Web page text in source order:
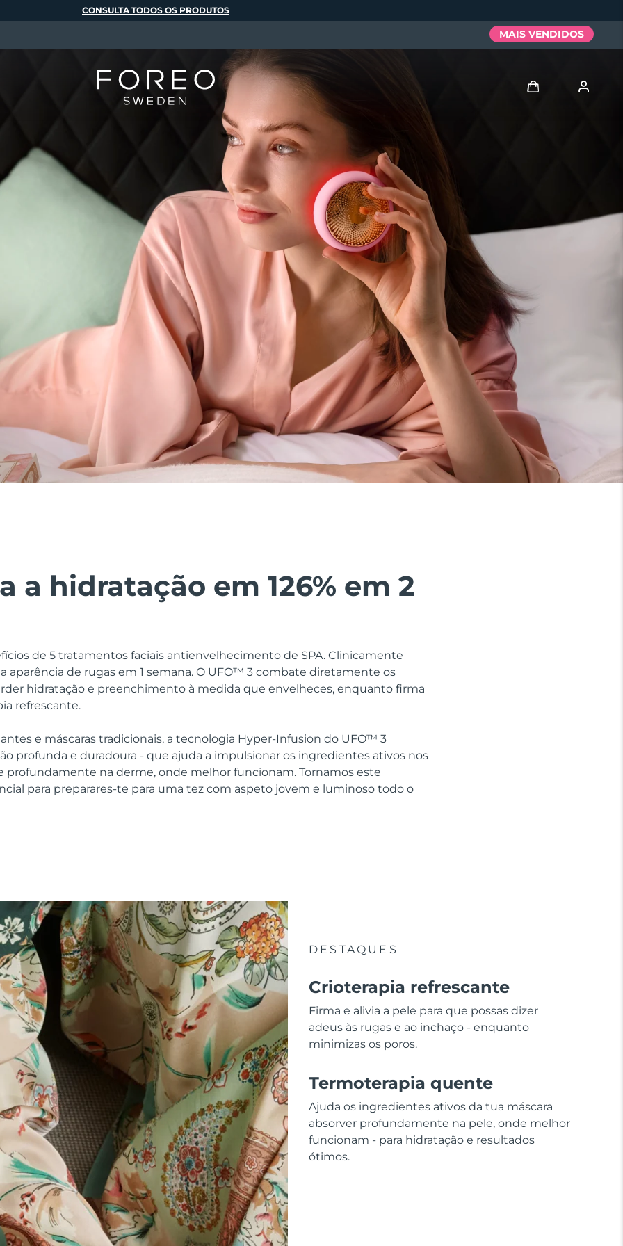
a hidratação em 126% em 2
de 5 tratamentos faciais antienvelhecimento de SPA. Clinicamente
aparência de rugas em 1 semana. O UFO™ 3 combate diretamente os
hidratação e preenchimento à medida que envelheces, enquanto firma
refrescante.
e máscaras tradicionais, a tecnologia Hyper-Infusion do UFO™ 3
profunda e duradoura - que ajuda a impulsionar os ingredientes ativos nos
profundamente na derme, onde melhor funcionam. Tornamos este
para preparares-te para uma tez com aspeto jovem e luminoso todo o
DESTAQUES
Crioterapia refrescante
Firma e alivia a pele para que possas dizer
adeus às rugas e ao inchaço - enquanto
minimizas os poros.
Termoterapia quente
Ajuda os ingredientes ativos da tua máscara
absorver profundamente na pele, onde melhor
funcionam - para hidratação e resultados
ótimos.
CONSULTA TODOS OS PRODUTOS
MAIS VENDIDOS
Meus pedidos
As minhas subscrições